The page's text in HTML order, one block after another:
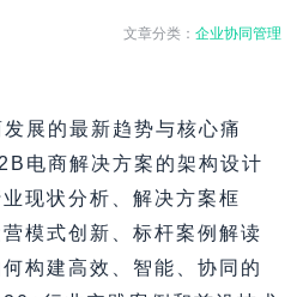
文章分类：企业协同管理
展的最新趋势与核心痛
电商解决方案的架构设计
现状分析、解决方案框
模式创新、标杆案例解读
构建高效、智能、协同的